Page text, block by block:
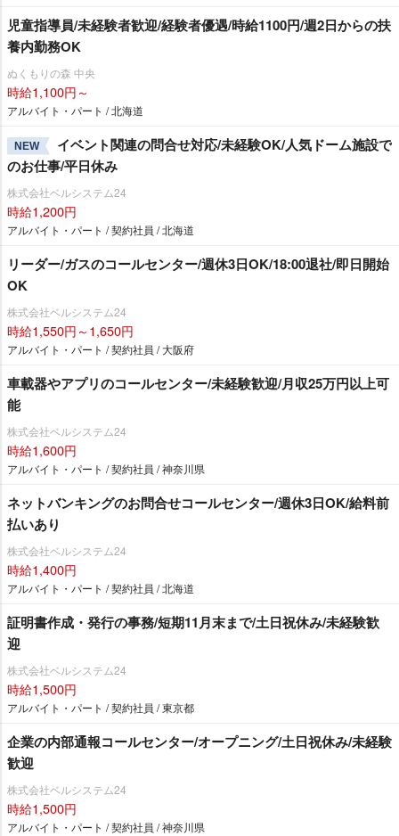
児童指導員/未経験者歓迎/経験者優遇/時給1100円/週2日からの扶
養内勤務OK
ぬくもりの森 中央
時給1,100円～
アルバイト・パート / 北海道
NEW
イベント関連の問合せ対応/未経験OK/人気ドーム施設で
のお仕事/平日休み
株式会社ベルシステム24
時給1,200円
アルバイト・パート / 契約社員 / 北海道
リーダー/ガスのコールセンター/週休3日OK/18:00退社/即日開始
OK
株式会社ベルシステム24
時給1,550円～1,650円
アルバイト・パート / 契約社員 / 大阪府
車載器やアプリのコールセンター/未経験歓迎/月収25万円以上可
能
株式会社ベルシステム24
時給1,600円
アルバイト・パート / 契約社員 / 神奈川県
ネットバンキングのお問合せコールセンター/週休3日OK/給料前
払いあり
株式会社ベルシステム24
時給1,400円
アルバイト・パート / 契約社員 / 北海道
証明書作成・発行の事務/短期11月末まで/土日祝休み/未経験歓
迎
株式会社ベルシステム24
時給1,500円
アルバイト・パート / 契約社員 / 東京都
企業の内部通報コールセンター/オープニング/土日祝休み/未経験
歓迎
株式会社ベルシステム24
時給1,500円
アルバイト・パート / 契約社員 / 神奈川県